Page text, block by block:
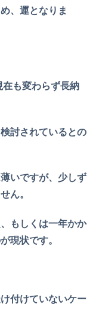
、運となりま
も変わらず長納
討されているとの
いですが、少しず
ん。
もしくは一年かか
現状です。
付けていないケー